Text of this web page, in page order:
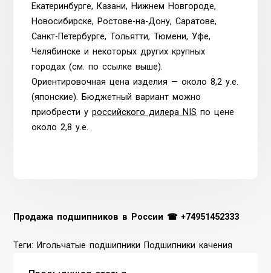
Екатеринбурге, Казани, Нижнем Новгороде,
Новосибирске, Ростове-на-Дону, Саратове,
Санкт-Петербурге, Тольятти, Тюмени, Уфе,
Челябинске и некоторых других крупных
городах (см. по ссылке выше).
Ориентировочная цена изделия — около 8,2 у.е.
(японские). Бюджетный вариант можно
приобрести уроссийского дилера NIS по цене
около 2,8 у.е.
Продажа подшипников в России ☎+74951452333
Теги: Игольчатые подшипники Подшипники качения